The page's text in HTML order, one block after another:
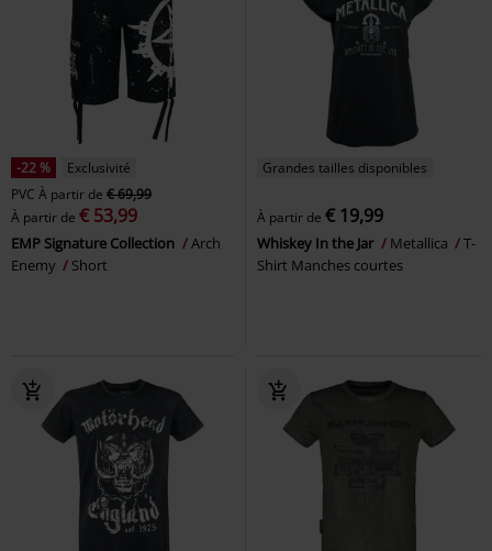
-22 %
Exclusivité
PVC À partir de € 69,99
À partir de € 53,99
EMP Signature Collection
Arch
Enemy
Short
Grandes tailles disponibles
À partir de € 19,99
Whiskey In the Jar Metallica
T-
Shirt Manches courtes